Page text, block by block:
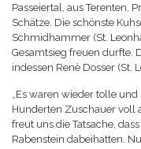
Passeiertal, aus Terenten,
Schätze. Die schönste
Schmidhammer (St.
Gesamtsieg freuen durfte.
indessen Renè Dosser (St.
„Es waren wieder tolle
Hunderten Zuschauer voll
freut uns die Tatsache,
Rabenstein dabeihatten.